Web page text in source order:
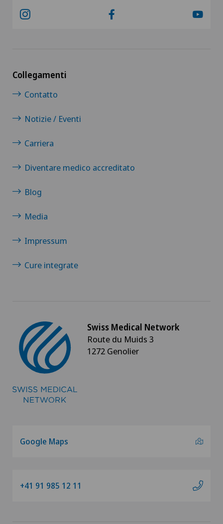
Collegamenti
Contatto
Notizie / Eventi
Carriera
Diventare medico accreditato
Blog
Media
Impressum
Cure integrate
Swiss Medical Network
Route du Muids 3
1272 Genolier
Google Maps
+41 91 985 12 11